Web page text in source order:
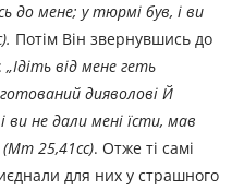
до мене; у тюрмі був, і ви
Потім Він звернувшись до
„Ідіть від мене геть
дияволові Й
ви не дали мені їсти, мав
(Мт 25,41сс). Отже ті самі
для них у страшного